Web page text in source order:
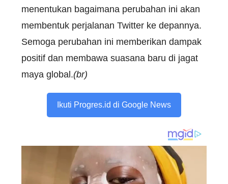
menentukan bagaimana perubahan ini akan
membentuk perjalanan Twitter ke depannya.
Semoga perubahan ini memberikan dampak
positif dan membawa suasana baru di jagat
maya global.(br)
Ikuti Progres.id di Google News